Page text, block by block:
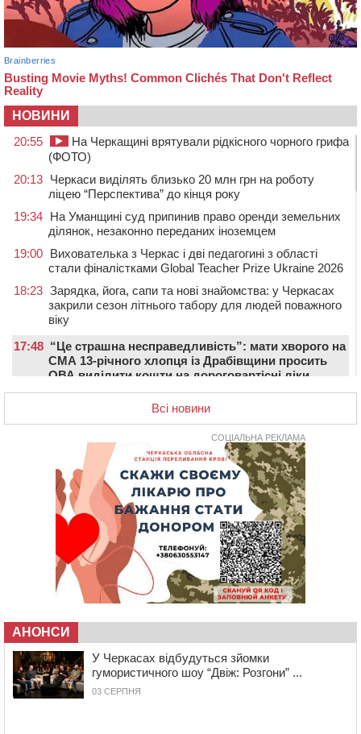
НОВИНИ
20:55
На Черкащині врятували рідкісного чорного грифа
(ФОТО)
20:13 Черкаси виділять близько 20 млн грн на роботу
ліцею “Перспектива” до кінця року
19:34 На Уманщині суд припинив право оренди земельних
ділянок, незаконно переданих іноземцем
19:00 Вихователька з Черкас і дві педагогині з області
стали фіналістками Global Teacher Prize Ukraine 2026
18:23 Зарядка, йога, сапи та нові знайомства: у Черкасах
закрили сезон літнього табору для людей поважного
віку
17:48 “Це страшна несправедливість”: мати хворого на
СМА 13-річного хлопця із Драбівщини просить
ОВА виділити кошти на дороговартісні ліки
На Уманщині судитимуть колишню очільницю відділу
освіти через закупівлю електрики за завищеною
У Черкасах провели в останню путь двох
загиблих воїнів
До 1 вересня у Черкасах оновлюють дорожню
розмітку біля навчальних закладів (ФОТОФАКТ)
На честь загиблого захисника і чемпіона світу в
Черкасах відкрили спортивно-реабілітаційний центр
На Звенигородщині, попри заборону міськради,
проведуть “Ше.Fest”
роботі електромереж та комунальних служб
14:02 На Черкащині намолотили перший мільйон тонн
зерна нового врожаю
13:40 На Кам’янщині сталася масштабна пожежа
сміттєзвалища
Всі новини
СОЦІАЛЬНА РЕКЛАМА
АНОНСИ
У Черкасах відбудуться зйомки
гумористичного шоу “Двіж: Розгони” ...
03 СЕРПНЯ